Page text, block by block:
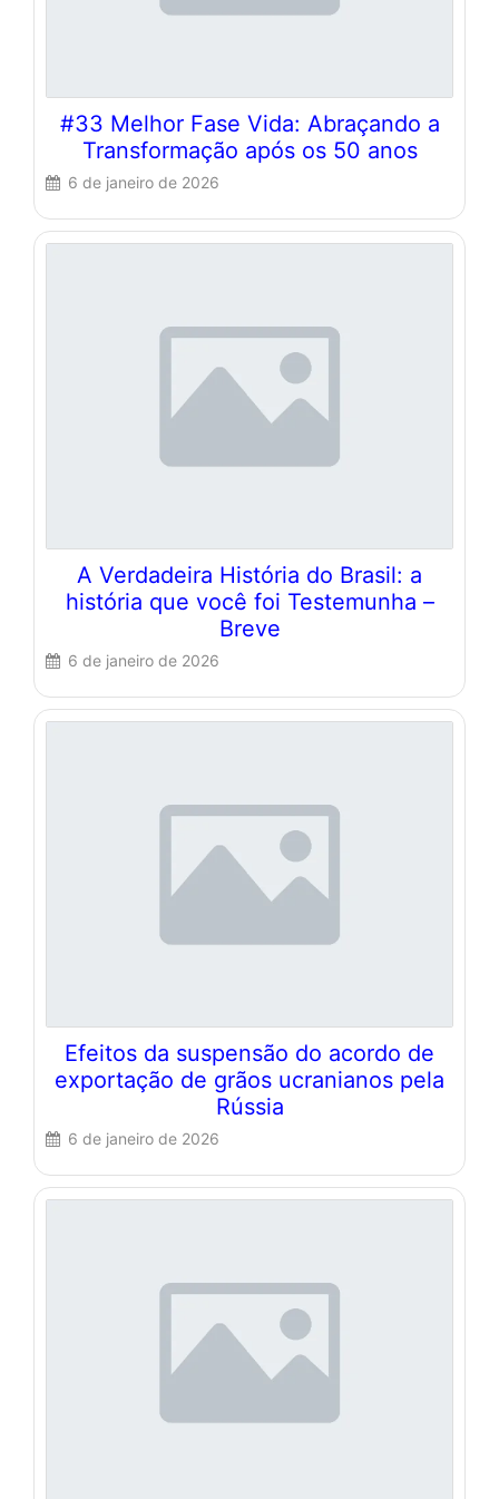
#33 Melhor Fase Vida: Abraçando a
Transformação após os 50 anos
6 de janeiro de 2026
A Verdadeira História do Brasil: a
história que você foi Testemunha –
Breve
6 de janeiro de 2026
Efeitos da suspensão do acordo de
exportação de grãos ucranianos pela
Rússia
6 de janeiro de 2026